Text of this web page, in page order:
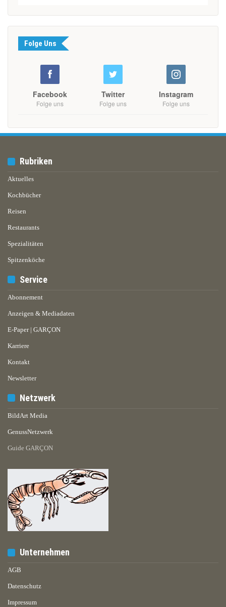
Folge Uns
Facebook
Folge uns
Twitter
Folge uns
Instagram
Folge uns
Rubriken
Aktuelles
Kochbücher
Reisen
Restaurants
Spezialitäten
Spitzenköche
Service
Abonnement
Anzeigen & Mediadaten
E-Paper | GARÇON
Karriere
Kontakt
Newsletter
Netzwerk
BildArt Media
GenussNetzwerk
Guide GARÇON
Unternehmen
AGB
Datenschutz
Impressum